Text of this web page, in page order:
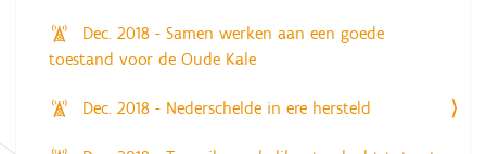
Dec. 2018 - Samen werken aan een goede
toestand voor de Oude Kale
Dec. 2018 - Nederschelde in ere hersteld